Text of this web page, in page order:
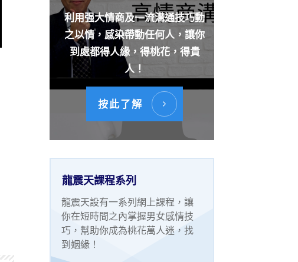
利用强大情商及一流溝通技巧動
之以情，感染帶動任何人，讓你
到處都得人緣，得桃花，得貴
人！
按此了解
龍震天課程系列
龍震天設有一系列網上課程，讓
你在短時間之內掌握男女感情技
巧，幫助你成為桃花萬人迷，找
到姻緣！